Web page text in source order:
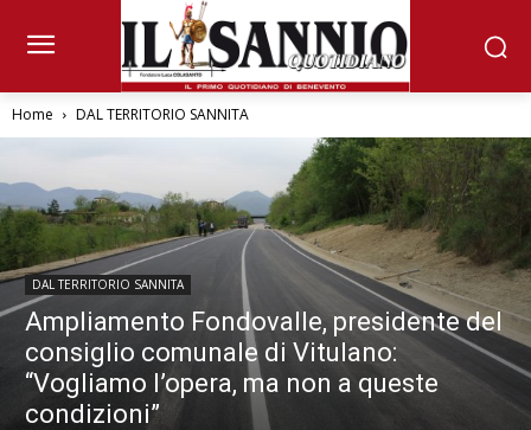
Home DAL TERRITORIO SANNITA
DAL TERRITORIO SANNITA
Ampliamento Fondovalle, presidente del
consiglio comunale di Vitulano:
“Vogliamo l’opera, ma non a queste
condizioni”